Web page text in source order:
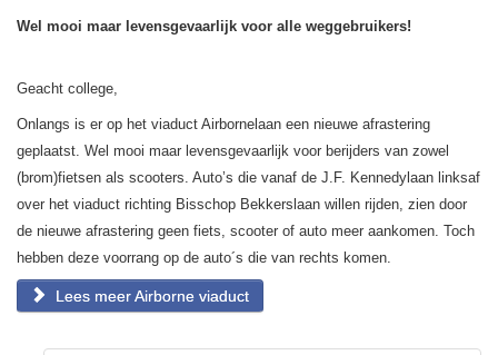
Wel mooi maar levensgevaarlijk voor alle weggebruikers!
Geacht college,
Onlangs is er op het viaduct Airbornelaan een nieuwe afrastering
geplaatst. Wel mooi maar levensgevaarlijk voor berijders van zowel
(brom)fietsen als scooters. Auto’s die vanaf de J.F. Kennedylaan linksaf
over het viaduct richting Bisschop Bekkerslaan willen rijden, zien door
de nieuwe afrastering geen fiets, scooter of auto meer aankomen. Toch
hebben deze voorrang op de auto´s die van rechts komen.
Lees meer Airborne viaduct